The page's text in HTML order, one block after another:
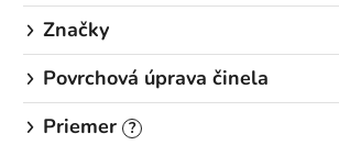
Značky
Povrchová úprava činela
Priemer ?